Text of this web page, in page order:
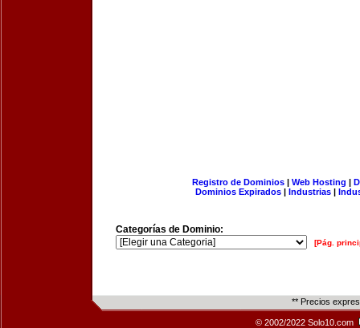
Registro de Dominios| Web Hosting |
Dominios Expirados | Industrias |
Categorías de Dominio:
[Pág.
** Precios
© 2002/2022 Solo10.com